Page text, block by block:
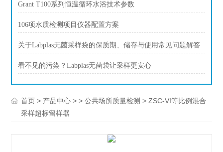
Grant T100系列恒温循环水浴技术参数
106项水质检测项目仪器配置方案
关于Labplas无菌采样袋的保质期、储存与使用常见问题解答
看不见的污染？Labplas无菌袋让采样更安心
首页 > 产品中心 > >公共场所质量检测 > ZSC-VI等比例混合
采样超标留样器